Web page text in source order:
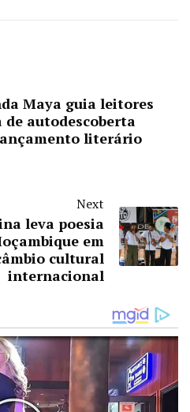
Maya guia leitores
de autodescoberta
literário
Next
leva poesia
em
cultural
internacional